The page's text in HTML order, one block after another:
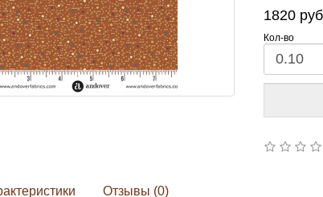
1820
Кол-во
Отзывы (0)